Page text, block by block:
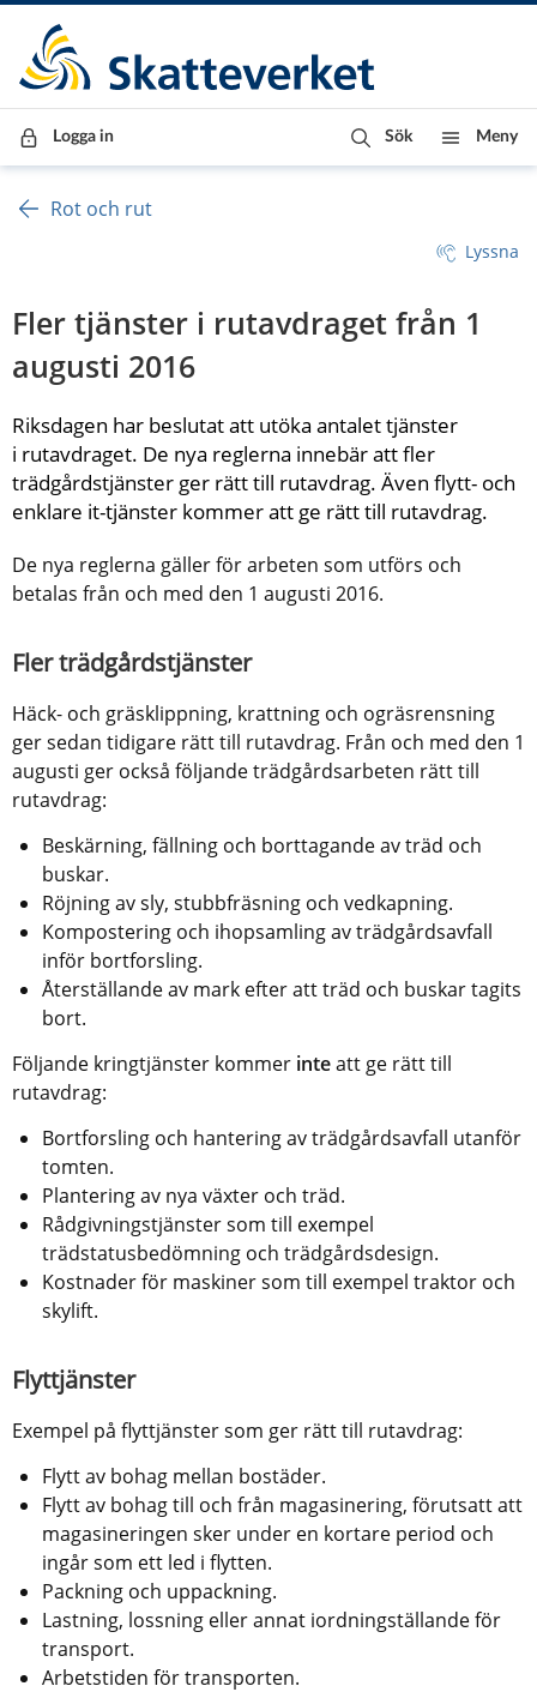
Till innehåll
Till navigationen
Till chattrobot
Logga in Sök Meny
Rot och rut
Lyssna
Fler tjänster i rutavdraget från 1
augusti 2016
Riksdagen har beslutat att utöka antalet tjänster
i rutavdraget. De nya reglerna innebär att fler
trädgårdstjänster ger rätt till rutavdrag. Även flytt- och
enklare it-tjänster kommer att ge rätt till rutavdrag.
De nya reglerna gäller för arbeten som utförs och
betalas från och med den 1 augusti 2016.
Fler trädgårdstjänster
Häck- och gräsklippning, krattning och ogräsrensning
ger sedan tidigare rätt till rutavdrag. Från och med den 1
augusti ger också följande trädgårdsarbeten rätt till
rutavdrag:
Beskärning, fällning och borttagande av träd och
buskar.
Röjning av sly, stubbfräsning och vedkapning.
Kompostering och ihopsamling av trädgårdsavfall
inför bortforsling.
Återställande av mark efter att träd och buskar tagits
bort.
Följande kringtjänster kommer inte att ge rätt till
rutavdrag:
Bortforsling och hantering av trädgårdsavfall utanför
tomten.
Plantering av nya växter och träd.
Rådgivningstjänster som till exempel
trädstatusbedömning och trädgårdsdesign.
Kostnader för maskiner som till exempel traktor och
skylift.
Flyttjänster
Exempel på flyttjänster som ger rätt till rutavdrag:
Flytt av bohag mellan bostäder.
Flytt av bohag till och från magasinering, förutsatt att
magasineringen sker under en kortare period och
ingår som ett led i flytten.
Packning och uppackning.
Lastning, lossning eller annat iordningställande för
transport.
Arbetstiden för transporten.